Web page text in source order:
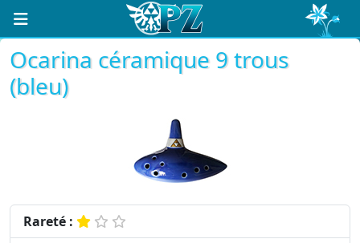
Ocarina céramique 9 trous
(bleu)
Rareté :